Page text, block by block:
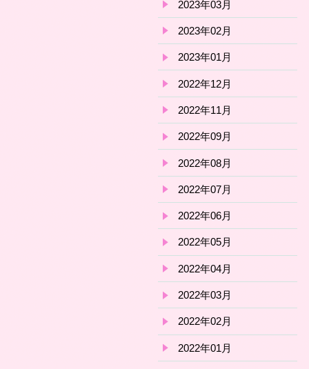
2023年03月
2023年02月
2023年01月
2022年12月
2022年11月
2022年09月
2022年08月
2022年07月
2022年06月
2022年05月
2022年04月
2022年03月
2022年02月
2022年01月